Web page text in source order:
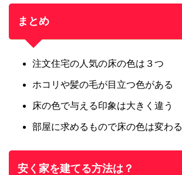
まとめ
注文住宅の人気の床の色は３つ
ホコリや髪の毛が目立つ色がある
床の色で与える印象は大きく違う
部屋に求めるもので床の色は変わる
安く家を建てる方法は？